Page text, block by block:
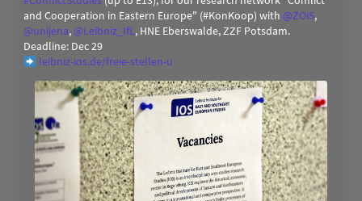
and Cooperation in Eastern Europe" (#KonKoop) with @ZOiS,
@unijena, @Leibniz_IfL, HNE Eberswalde, ZZF Potsdam.
Deadline: Dec 29
leibniz-ios.de/freie-stellen-u